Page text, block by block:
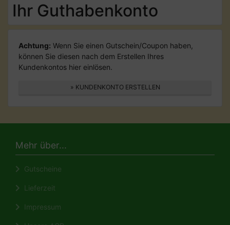
Ihr Guthabenkonto
Achtung: Wenn Sie einen Gutschein/Coupon haben,
können Sie diesen nach dem Erstellen Ihres
Kundenkontos hier einlösen.
» KUNDENKONTO ERSTELLEN
Mehr über...
Gutscheine
Lieferzeit
Impressum